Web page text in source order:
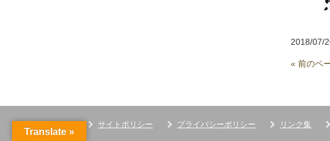
2018/07/
« 前のペ
サイトポリシー プライバシーポリシー リンク集
Translate »